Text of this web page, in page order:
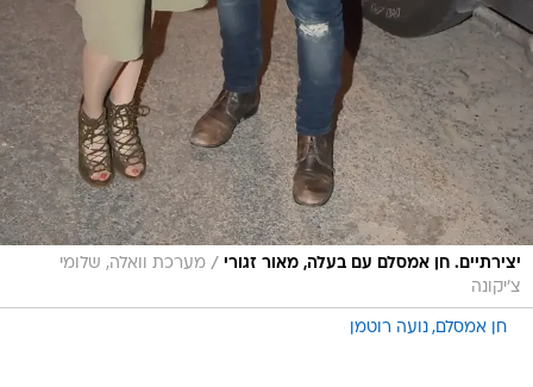
יצירתיים. חן אמסלם עם בעלה, מאור זגורי / מערכת וואלה, שלומי
צ'יקונה
חן אמסלם נועה רוטמן